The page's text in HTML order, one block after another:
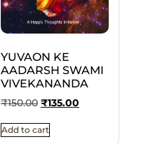
YUVAON KE
AADARSH SWAMI
VIVEKANANDA
₹150.00 ₹135.00
Add to cart